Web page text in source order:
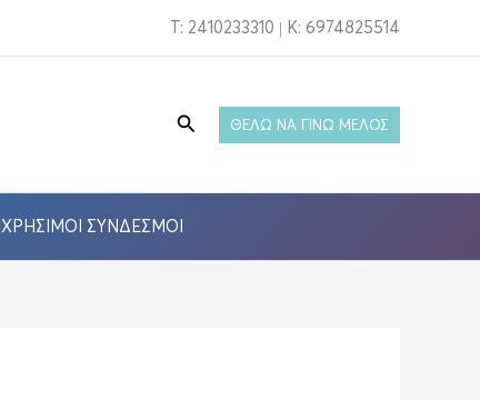
T: 2410233310 | Κ: 6974825514
ΑναζήτησηΘΕΛΩ ΝΑ ΓΙΝΩ ΜΕΛΟΣ
ΧΡΉΣΙΜΟΙ ΣΎΝΔΕΣΜΟΙ